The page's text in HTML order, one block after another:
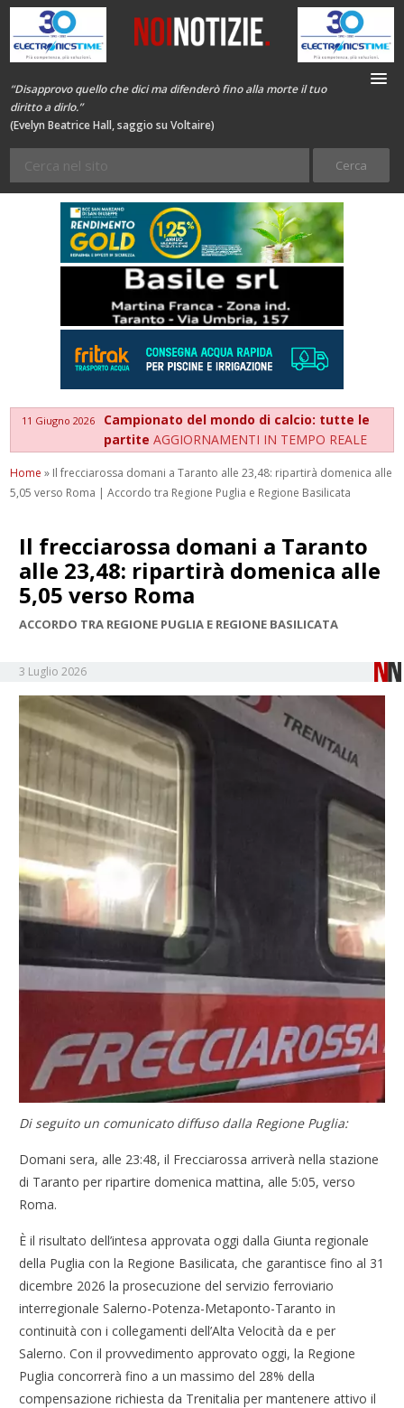
“Disapprovo quello che dici ma difenderò fino alla morte il tuo
diritto a dirlo.”
(Evelyn Beatrice Hall, saggio su Voltaire)
11 Giugno 2026
Campionato del mondo di calcio: tutte le
partiteAGGIORNAMENTI IN TEMPO REALE
Home » Il frecciarossa domani a Taranto alle 23,48: ripartirà domenica alle
5,05 verso Roma | Accordo tra Regione Puglia e Regione Basilicata
Il frecciarossa domani a Taranto
alle 23,48: ripartirà domenica alle
5,05 verso Roma
ACCORDO TRA REGIONE PUGLIA E REGIONE BASILICATA
3 Luglio 2026
Di seguito un comunicato diffuso dalla Regione Puglia:
Domani sera, alle 23:48, il Frecciarossa arriverà nella stazione
di Taranto per ripartire domenica mattina, alle 5:05, verso
Roma.
È il risultato dell’intesa approvata oggi dalla Giunta regionale
della Puglia con la Regione Basilicata, che garantisce fino al 31
dicembre 2026 la prosecuzione del servizio ferroviario
interregionale Salerno-Potenza-Metaponto-Taranto in
continuità con i collegamenti dell’Alta Velocità da e per
Salerno. Con il provvedimento approvato oggi, la Regione
Puglia concorrerà fino a un massimo del 28% della
compensazione richiesta da Trenitalia per mantenere attivo il